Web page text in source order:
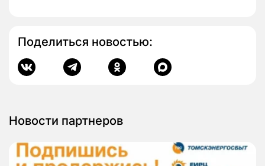
Поделиться новостью:
Новости партнеров